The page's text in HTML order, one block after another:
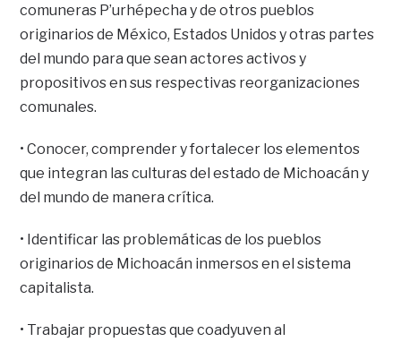
comuneras P’urhépecha y de otros pueblos
originarios de México, Estados Unidos y otras partes
del mundo para que sean actores activos y
propositivos en sus respectivas reorganizaciones
comunales.
• Conocer, comprender y fortalecer los elementos
que integran las culturas del estado de Michoacán y
del mundo de manera crítica.
• Identificar las problemáticas de los pueblos
originarios de Michoacán inmersos en el sistema
capitalista.
• Trabajar propuestas que coadyuven al